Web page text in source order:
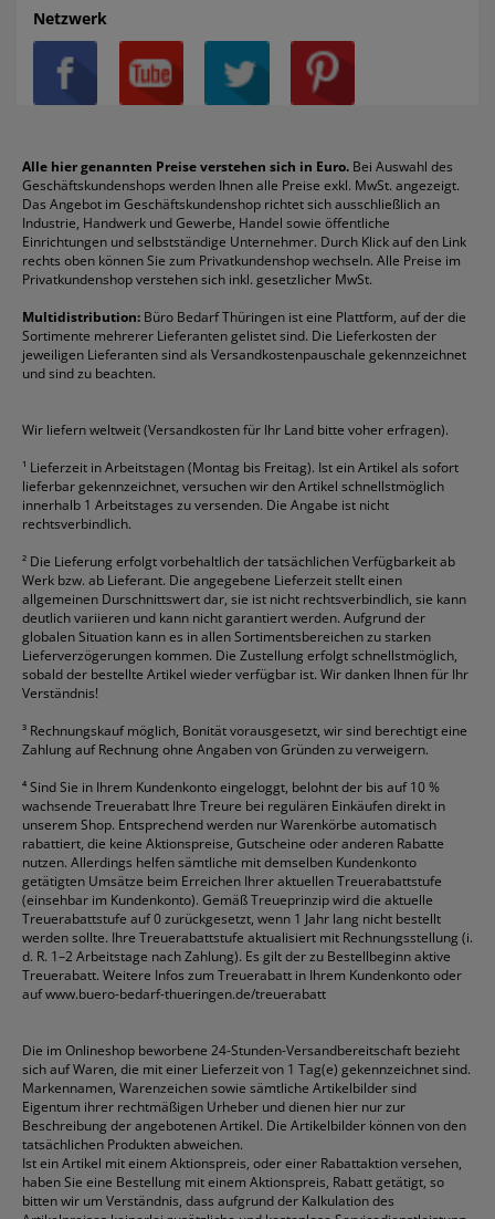
AGB
Datenschutz
Privatsphäre-Einstellungen
Über uns
Reklamation / Retouren
Vertrag widerrufen (Privatkunden)
Rabatte & Aktionen
Batterien
Bleistifte
Blöcke
Boardmarker
Briefumschläge
Druckerpatronen
Etiketten
Fineliner
Folienschreiber
Formulare
Gelschreiber
Geschäftsbücher
Heftstreifen
Kaffee
Klebeband
Klemmmappen
Kopierpapier
Korrekturmittel
Kugelschreiber
Mappen
Ordner
Packband
Permanentmarker
Radiergummis
Schnellhefter
Sichthüllen
Taschenrechner
Textmarker
Tintenroller
Tintenpatronen
Toilettenpapier
Toner
Versandmaterial
Versandtaschen
Alco
Avery/Zweckform
Canon
Durable
DYMO
Edding
Esselte
Faber-Castell
Fellowes
Franken
Fripa
HP
Leitz
Läufer
Melitta
Pentel
Pelikan
Pilot
Pritt
Schneider
Stabilo
Staedtler
alle Marken anzeigen
Netzwerk
Alle hier genannten Preise verstehen sich in Euro. Bei Auswahl des
Geschäftskundenshops werden Ihnen alle Preise exkl. MwSt. angezeigt.
Das Angebot im Geschäftskundenshop richtet sich ausschließlich an
Industrie, Handwerk und Gewerbe, Handel sowie öffentliche
Einrichtungen und selbstständige Unternehmer. Durch Klick auf den Link
rechts oben können Sie zum Privatkundenshop wechseln. Alle Preise im
Privatkundenshop verstehen sich inkl. gesetzlicher MwSt.
Multidistribution: Büro Bedarf Thüringen ist eine Plattform, auf der die
Sortimente mehrerer Lieferanten gelistet sind. Die Lieferkosten der
jeweiligen Lieferanten sind als Versandkostenpauschale gekennzeichnet
und sind zu beachten.
Wir liefern weltweit (Versandkosten für Ihr Land bitte voher erfragen).
¹ Lieferzeit in Arbeitstagen (Montag bis Freitag). Ist ein Artikel als sofort
lieferbar gekennzeichnet, versuchen wir den Artikel schnellstmöglich
innerhalb 1 Arbeitstages zu versenden. Die Angabe ist nicht
rechtsverbindlich.
² Die Lieferung erfolgt vorbehaltlich der tatsächlichen Verfügbarkeit ab
Werk bzw. ab Lieferant. Die angegebene Lieferzeit stellt einen
allgemeinen Durschnittswert dar, sie ist nicht rechtsverbindlich, sie kann
deutlich variieren und kann nicht garantiert werden. Aufgrund der
globalen Situation kann es in allen Sortimentsbereichen zu starken
Lieferverzögerungen kommen. Die Zustellung erfolgt schnellstmöglich,
sobald der bestellte Artikel wieder verfügbar ist. Wir danken Ihnen für Ihr
Verständnis!
³ Rechnungskauf möglich, Bonität vorausgesetzt, wir sind berechtigt eine
Zahlung auf Rechnung ohne Angaben von Gründen zu verweigern.
⁴Sind Sie in Ihrem Kundenkonto eingeloggt, belohnt der bis auf 10 %
wachsende Treuerabatt Ihre Treure bei regulären Einkäufen direkt in
unserem Shop. Entsprechend werden nur Warenkörbe automatisch
rabattiert, die keine Aktionspreise, Gutscheine oder anderen Rabatte
nutzen. Allerdings helfen sämtliche mit demselben Kundenkonto
getätigten Umsätze beim Erreichen Ihrer aktuellen Treuerabattstufe
(einsehbar im Kundenkonto). Gemäß Treueprinzip wird die aktuelle
Treuerabattstufe auf 0 zurückgesetzt, wenn 1 Jahr lang nicht bestellt
werden sollte. Ihre Treuerabattstufe aktualisiert mit Rechnungsstellung (i.
d. R. 1–2 Arbeitstage nach Zahlung). Es gilt der zu Bestellbeginn aktive
Treuerabatt. Weitere Infos zum Treuerabatt in Ihrem Kundenkonto oder
aufwww.buero-bedarf-thueringen.de/treuerabatt
Die im Onlineshop beworbene 24-Stunden-Versandbereitschaft bezieht
sich auf Waren, die mit einer Lieferzeit von 1 Tag(e) gekennzeichnet sind.
Markennamen, Warenzeichen sowie sämtliche Artikelbilder sind
Eigentum ihrer rechtmäßigen Urheber und dienen hier nur zur
Beschreibung der angebotenen Artikel. Die Artikelbilder können von den
tatsächlichen Produkten abweichen.
Ist ein Artikel mit einem Aktionspreis, oder einer Rabattaktion versehen,
haben Sie eine Bestellung mit einem Aktionspreis, Rabatt getätigt, so
bitten wir um Verständnis, dass aufgrund der Kalkulation des